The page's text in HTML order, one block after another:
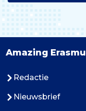
Amazing
Redactie
Nieuwsbrief